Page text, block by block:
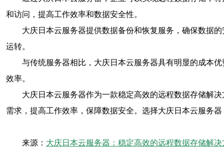
和访问，提高工作效率和数据安全性。
大庆日本云服务器提供数据备份和恢复服务，确保数据
运转。
与传统服务器相比，大庆日本云服务器具有明显的成本
效率。
大庆日本云服务器作为一款稳定高效的远程数据存储解
需求，提高工作效率，保障数据安全。选择大庆日本云服务
来源： 大庆日本云服务器：稳定高效的远程数据存储解决